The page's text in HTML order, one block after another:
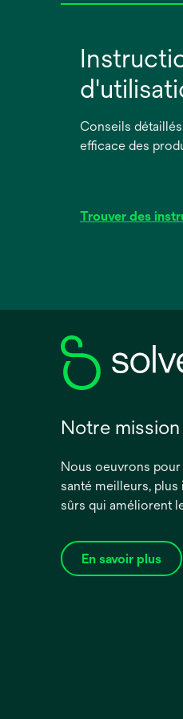
Conseils
efficace des
Trouver des
nouvel
Notre mission
Nous oeuvrons
santé meilleurs, plus
sûrs qui améliorent
En savoir plus